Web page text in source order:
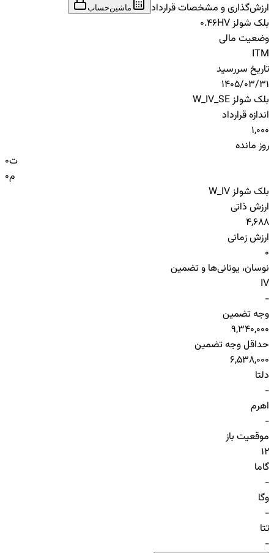
ارزش‌گذاری و مشخصات قرارداد
ماشین‌حساب
بلک شولز HV
0.46
وضعیت مالی
ITM
تاریخ سررسید
1405/03/31
بلک شولز W_IV_SE
اندازه قرارداد
1,000
روز مانده
0ت
0م
بلک شولز W_IV
ارزش ذاتی
4,688
ارزش زمانی
0
نوسان، یونانی‌ها و تضمین
IV
-
وجه تضمین
9,340,000
حداقل وجه تضمین
6,538,000
دلتا
-
اهرم
-
موقعیت باز
12
گاما
-
وگا
-
تتا
-